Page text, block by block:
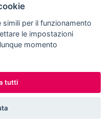
locale o
rimedio.
post contrattuale relativa
potrà rivolgersi a
gestione della
si interfaccerà, in nome e
con la struttura ricettiva
per il funzionamento
le impostazioni
momento
tutti